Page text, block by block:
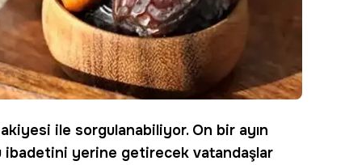
ile sorgulanabiliyor. On bir ayın
ibadetini yerine getirecek vatandaşlar